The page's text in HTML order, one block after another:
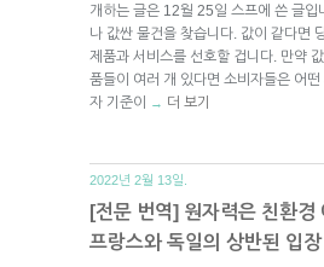
개하는 글은 12월 25일 스프에 쓴 글입
나 값싼 물건을 찾습니다. 값이 같다면
제품과 서비스를 선호할 겁니다. 만약
품들이 여러 개 있다면 소비자들은 어
자 기준이
→ 더 보기
2022년 2월 13일.
[전문 번역] 원자력은 친환경
프랑스와 독일의 상반된 입장